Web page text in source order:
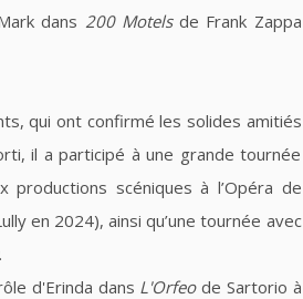
dans 200 Motelsde Frank Zappa
qui ont confirmé les solides amitiés
il a participé à une grande tournée
scéniques à l’Opéra de
en 2024), ainsi qu’une tournée avec
d'Erinda dans L'Orfeode Sartorio à